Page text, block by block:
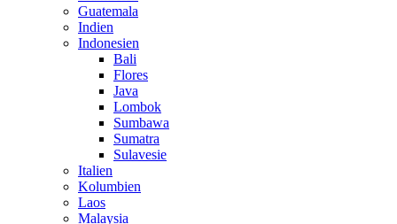
Guatemala
Indien
Indonesien
Bali
Flores
Java
Lombok
Sumbawa
Sumatra
Sulavesie
Italien
Kolumbien
Laos
Malaysia